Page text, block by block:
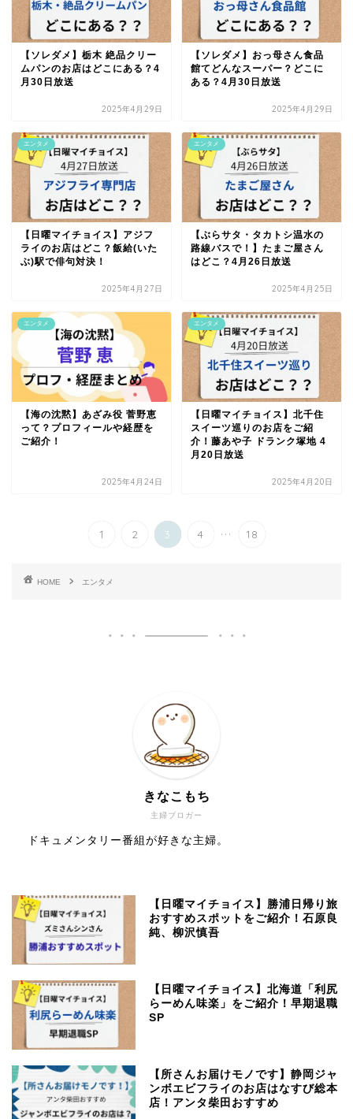
【ソレダメ】栃木 絶品クリー
ムパンのお店はどこにある？4
月30日放送
2025年4月29日
【ソレダメ】おっ母さん食品
館てどんなスーパー？どこに
ある？4月30日放送
2025年4月29日
エンタメ
【日曜マイチョイス】アジフ
ライのお店はどこ？飯給(いた
ぶ)駅で俳句対決！
2025年4月27日
エンタメ
【ぶらサタ・タカトシ温水の
路線バスで！】たまご屋さん
はどこ？4月26日放送
2025年4月25日
エンタメ
【海の沈黙】あざみ役 菅野恵
って？プロフィールや経歴を
ご紹介！
2025年4月24日
エンタメ
【日曜マイチョイス】北千住
スイーツ巡りのお店をご紹
介！藤あや子 ドランク塚地 4
月20日放送
2025年4月20日
1 2 3 4 ... 18
HOME エンタメ
主婦ブロガー
きなこもち
ドキュメンタリー番組が好きな主婦。
【日曜マイチョイス】勝浦日帰り旅
おすすめスポットをご紹介！石原良
純、柳沢慎吾
【日曜マイチョイス】北海道「利尻
らーめん味楽」をご紹介！早期退職
SP
【所さんお届けモノです】静岡ジャ
ンボエビフライのお店はなすび総本
店！アンタ柴田おすすめ